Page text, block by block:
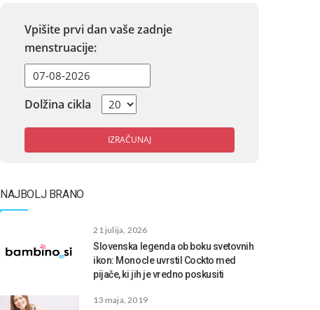
Vpišite prvi dan vaše zadnje
menstruacije:
Dolžina cikla
IZRAČUNAJ
NAJBOLJ BRANO
21 julija, 2026
Slovenska legenda ob boku svetovnih
ikon: Monocle uvrstil Cockto med
pijače, ki jih je vredno poskusiti
13 maja, 2019